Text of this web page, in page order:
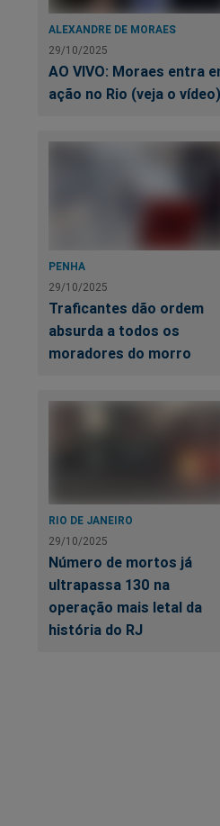
ALEXANDRE DE MORAES
29/10/2025
AO VIVO: Moraes entra
ação no Rio (veja o vídeo)
PENHA
29/10/2025
Traficantes dão ordem
absurda a todos os
moradores do morro
RIO DE JANEIRO
29/10/2025
Número de mortos já
ultrapassa 130 na
operação mais letal da
história do RJ